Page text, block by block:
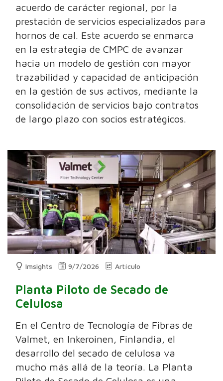
acuerdo de carácter regional, por la
prestación de servicios especializados para
hornos de cal. Este acuerdo se enmarca
en la estrategia de CMPC de avanzar
hacia un modelo de gestión con mayor
trazabilidad y capacidad de anticipación
en la gestión de sus activos, mediante la
consolidación de servicios bajo contratos
de largo plazo con socios estratégicos.
Imsights 9/7/2026 Artículo
Planta Piloto de Secado de
Celulosa
En el Centro de Tecnología de Fibras de
Valmet, en Inkeroinen, Finlandia, el
desarrollo del secado de celulosa va
mucho más allá de la teoría. La Planta